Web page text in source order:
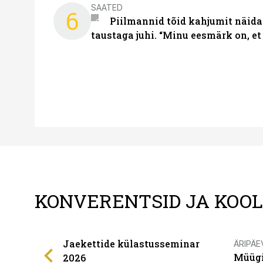
6 SAATED
Piilmannid tõid kahjumit
taustaga juhi. “Minu eesmärk on,
KONVERENTSID JA
Jaekettide külastusseminar
2026